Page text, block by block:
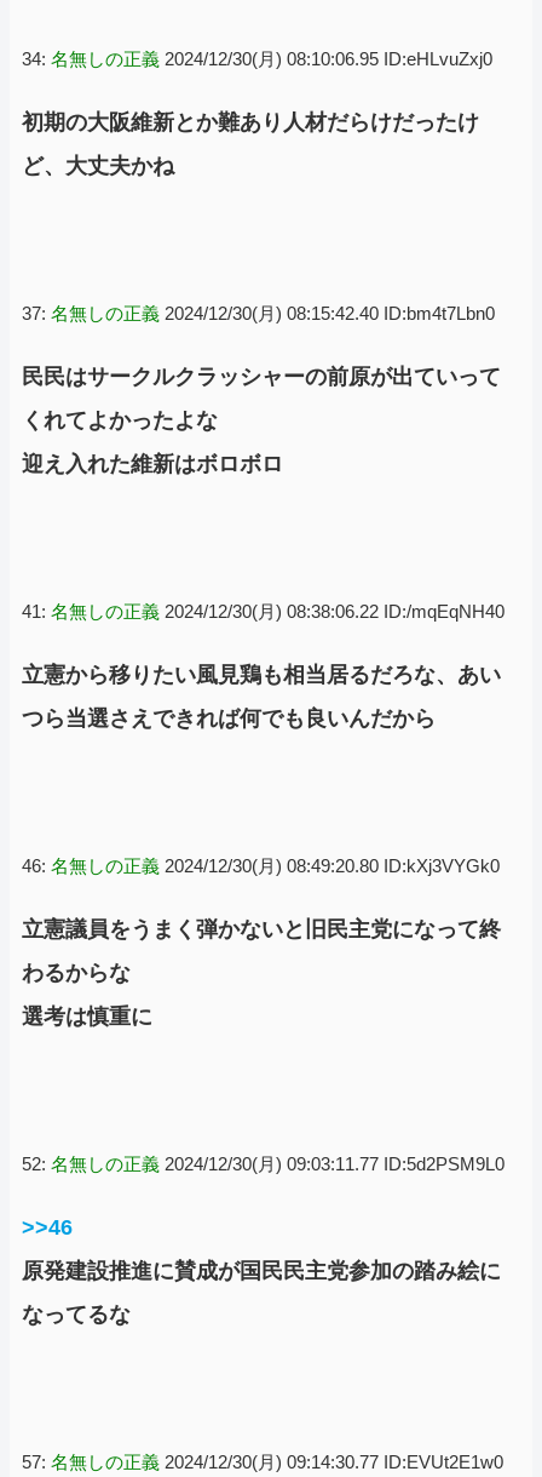
34: 名無しの正義 2024/12/30(月) 08:10:06.95 ID:eHLvuZxj0
初期の大阪維新とか難あり人材だらけだったけ
ど、大丈夫かね
37: 名無しの正義 2024/12/30(月) 08:15:42.40 ID:bm4t7Lbn0
民民はサークルクラッシャーの前原が出ていって
くれてよかったよな
迎え入れた維新はボロボロ
41: 名無しの正義 2024/12/30(月) 08:38:06.22 ID:/mqEqNH40
立憲から移りたい風見鶏も相当居るだろな、あい
つら当選さえできれば何でも良いんだから
46: 名無しの正義 2024/12/30(月) 08:49:20.80 ID:kXj3VYGk0
立憲議員をうまく弾かないと旧民主党になって終
わるからな
選考は慎重に
52: 名無しの正義 2024/12/30(月) 09:03:11.77 ID:5d2PSM9L0
>>46
原発建設推進に賛成が国民民主党参加の踏み絵に
なってるな
57: 名無しの正義 2024/12/30(月) 09:14:30.77 ID:EVUt2E1w0